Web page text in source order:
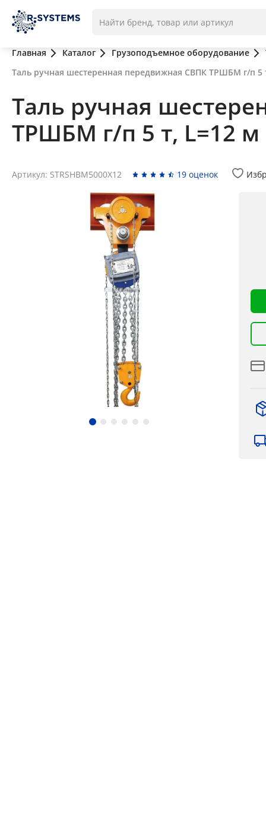
Главная Каталог Грузоподъемное оборудование
Таль ручная шестеренная передвижная СВПК ТРШБМ г/п 5
Таль ручная
ТРШБМ г/п 5 т, L=12 м
Артикул: STRSHBM5000X12 19 оценок